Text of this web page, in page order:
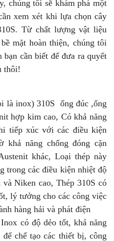
chúng tôi sẽ khám phá một
xem xét khi lựa chọn cây
Từ chất lượng vật liệu
mặt hoàn thiện, chúng tôi
cần biết để đưa ra quyết
thôi!
là inox) 310S ống đúc ,ống
hợp kim cao, Có khả năng
tiếp xúc với các điều kiện
khả năng chống đóng cặn
khác, Loại thép này
trong các điều kiện nhiệt độ
Niken cao, Thép 310S có
lý tưởng cho các công việc
hàng hải và phát điện
có độ dẻo tốt, khả năng
chế tạo các thiết bị, công